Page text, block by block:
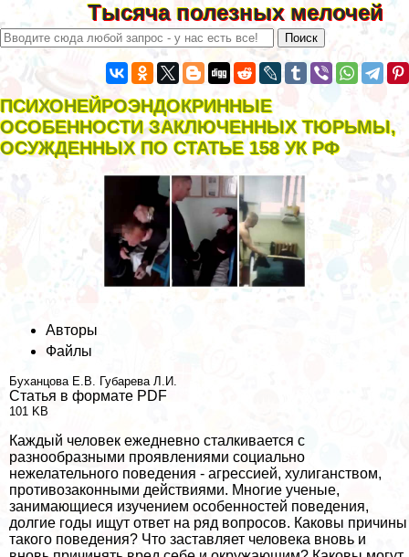
Тысяча полезных мелочей
ПСИХОНЕЙРОЭНДОКРИННЫЕ
ОСОБЕННОСТИ ЗАКЛЮЧЕННЫХ ТЮРЬМЫ,
ОСУЖДЕННЫХ ПО СТАТЬЕ 158 УК РФ
Авторы
Файлы
Буханцова Е.В. Губарева Л.И.
Статья в формате PDF
101 KB
Каждый человек ежедневно сталкивается с
разнообразными проявлениями социально
нежелательного поведения - агрессией, xyлиганством,
противозаконными действиями. Многие ученые,
занимающиеся изучением особенностей поведения,
долгие годы ищут ответ на ряд вопросов. Каковы причины
такого поведения? Что заставляет человека вновь и